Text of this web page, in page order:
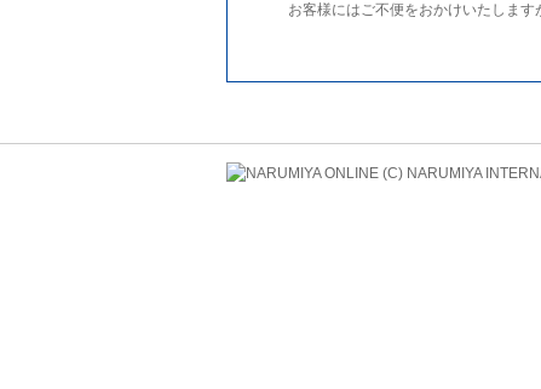
お客様にはご不便をおかけいたします